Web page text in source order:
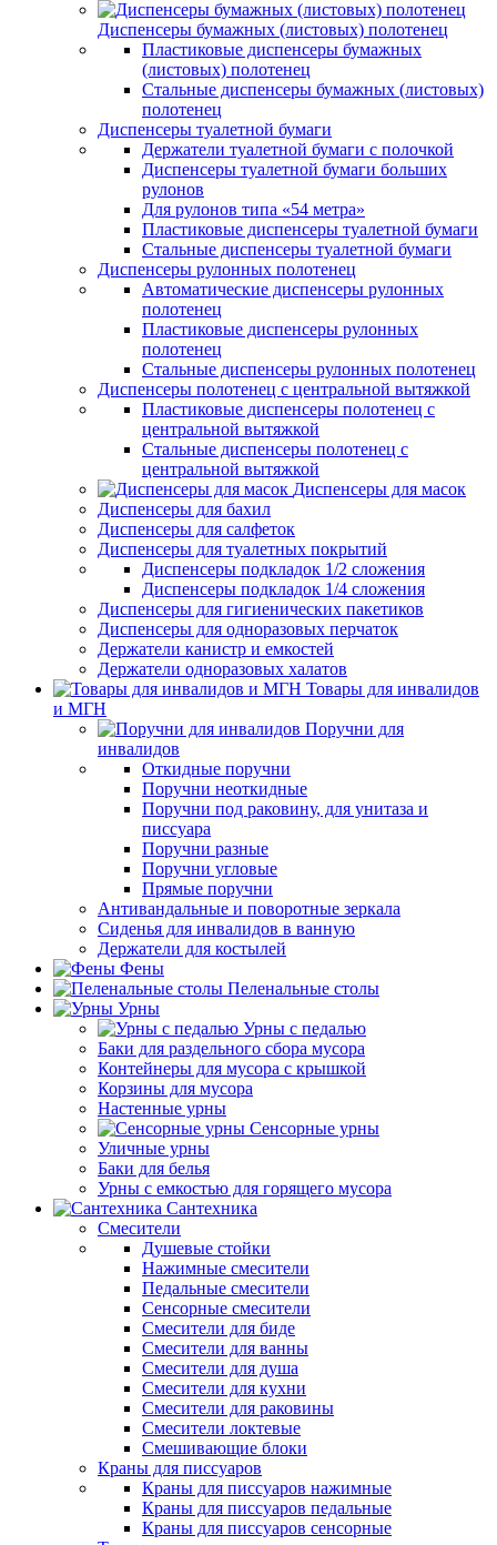
Диспенсеры бумажных (листовых) полотенец
Пластиковые диспенсеры бумажных
(листовых) полотенец
Стальные диспенсеры бумажных (листовых)
полотенец
Диспенсеры туалетной бумаги
Держатели туалетной бумаги с полочкой
Диспенсеры туалетной бумаги больших
рулонов
Для рулонов типа «54 метра»
Пластиковые диспенсеры туалетной бумаги
Стальные диспенсеры туалетной бумаги
Диспенсеры рулонных полотенец
Автоматические диспенсеры рулонных
полотенец
Пластиковые диспенсеры рулонных
полотенец
Стальные диспенсеры рулонных полотенец
Диспенсеры полотенец с центральной вытяжкой
Пластиковые диспенсеры полотенец с
центральной вытяжкой
Стальные диспенсеры полотенец с
центральной вытяжкой
Диспенсеры для масок
Диспенсеры для бахил
Диспенсеры для салфеток
Диспенсеры для туалетных покрытий
Диспенсеры подкладок 1/2 сложения
Диспенсеры подкладок 1/4 сложения
Диспенсеры для гигиенических пакетиков
Диспенсеры для одноразовых перчаток
Держатели канистр и емкостей
Держатели одноразовых халатов
Товары для инвалидов
и МГН
Поручни для
инвалидов
Откидные поручни
Поручни неоткидные
Поручни под раковину, для унитаза и
писсуара
Поручни разные
Поручни угловые
Прямые поручни
Антивандальные и поворотные зеркала
Сиденья для инвалидов в ванную
Держатели для костылей
Фены
Пеленальные столы
Урны
Урны с педалью
Баки для раздельного сбора мусора
Контейнеры для мусора с крышкой
Корзины для мусора
Настенные урны
Сенсорные урны
Уличные урны
Баки для белья
Урны с емкостью для горящего мусора
Сантехника
Смесители
Душевые стойки
Нажимные смесители
Педальные смесители
Сенсорные смесители
Смесители для биде
Смесители для ванны
Смесители для душа
Смесители для кухни
Смесители для раковины
Смесители локтевые
Смешивающие блоки
Краны для писсуаров
Краны для писсуаров нажимные
Краны для писсуаров педальные
Краны для писсуаров сенсорные